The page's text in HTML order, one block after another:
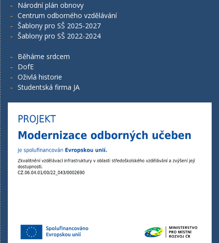
Národní plán obnovy
Centrum odborného vzdělávání
Šablony pro SŠ 2025-2027
Šablony pro SŠ 2022-2024
Běháme srdcem
DofE
Oživlá historie
Studentská firma JA